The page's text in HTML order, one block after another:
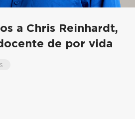
a Chris Reinhardt,
de por vida